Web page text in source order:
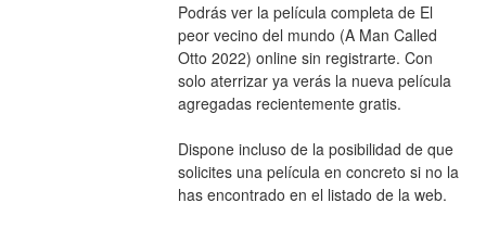
Podrás ver la película completa de El
peor vecino del mundo (A Man Called
Otto 2022) online sin registrarte. Con
solo aterrizar ya verás la nueva película
agregadas recientemente gratis.
Dispone incluso de la posibilidad de que
solicites una película en concreto si no la
has encontrado en el listado de la web.